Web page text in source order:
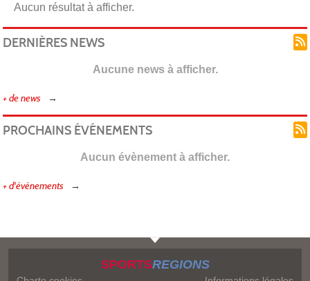
Aucun résultat à afficher.
DERNIÈRES NEWS
Aucune news à afficher.
+ de news
PROCHAINS ÉVÉNEMENTS
Aucun évènement à afficher.
+ d'évènements
SPORTSREGIONS